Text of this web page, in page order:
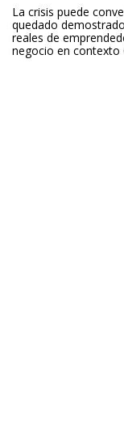
La crisis puede
quedado
reales de
negocio en contexto